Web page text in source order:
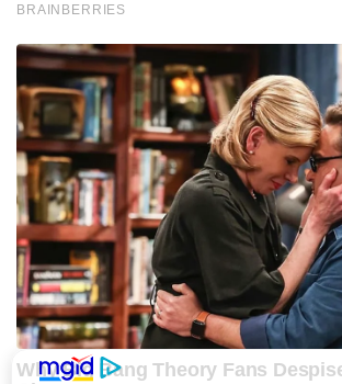
BRAINBERRIES
Why Big Bang Theory Fans